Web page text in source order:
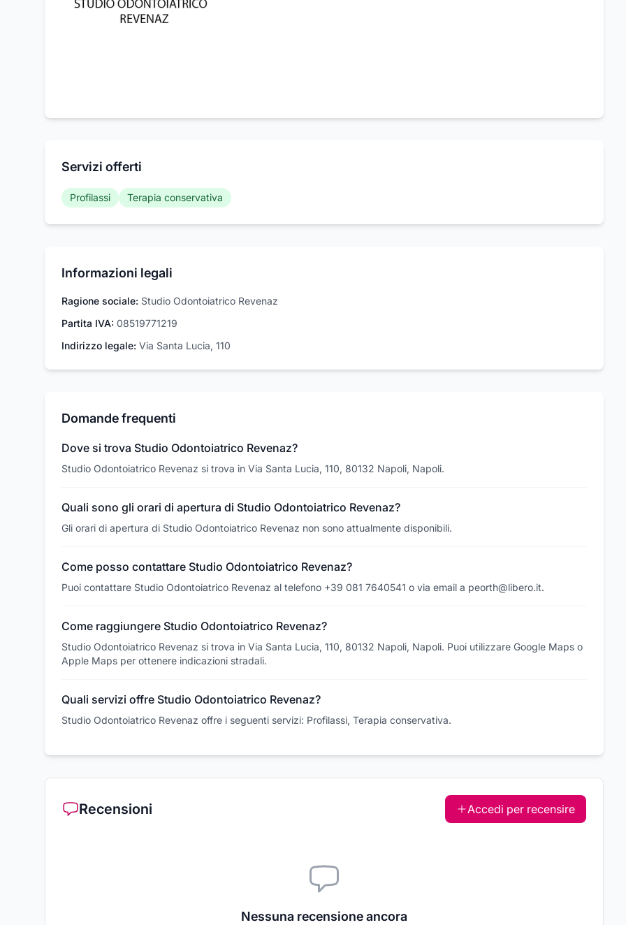
Servizi offerti
Profilassi Terapia conservativa
Informazioni legali
Ragione sociale: Studio Odontoiatrico Revenaz
Partita IVA: 08519771219
Indirizzo legale: Via Santa Lucia, 110
Domande frequenti
Dove si trova Studio Odontoiatrico Revenaz?
Studio Odontoiatrico Revenaz si trova in Via Santa Lucia, 110, 80132 Napoli, Napoli.
Quali sono gli orari di apertura di Studio Odontoiatrico Revenaz?
Gli orari di apertura di Studio Odontoiatrico Revenaz non sono attualmente disponibili.
Come posso contattare Studio Odontoiatrico Revenaz?
Puoi contattare Studio Odontoiatrico Revenaz al telefono +39 081 7640541 o via email a peorth@libero.it.
Come raggiungere Studio Odontoiatrico Revenaz?
Studio Odontoiatrico Revenaz si trova in Via Santa Lucia, 110, 80132 Napoli, Napoli. Puoi utilizzare Google Maps o
Apple Maps per ottenere indicazioni stradali.
Quali servizi offre Studio Odontoiatrico Revenaz?
Studio Odontoiatrico Revenaz offre i seguenti servizi: Profilassi, Terapia conservativa.
Recensioni Accedi per recensire
Nessuna recensione ancora